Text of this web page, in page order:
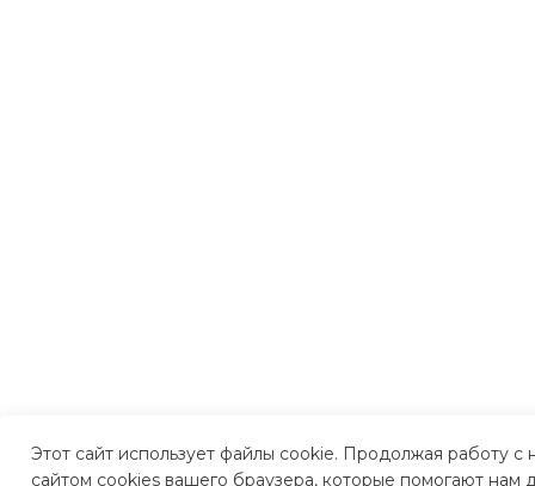
Этот сайт использует файлы cookie. Продолжая работу
сайтом cookies вашего браузера, которые помогают нам